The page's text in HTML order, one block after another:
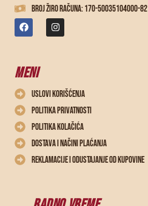
Broj žiro računa: 170-50035104000-82
MENI
Uslovi korišćenja
Politika privatnosti
Politika kolačića
Dostava i načini plaćanja
Reklamacije i odustajanje od kupovine